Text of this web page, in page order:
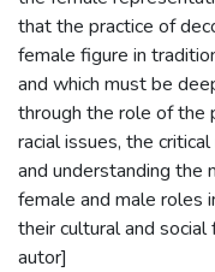
that the practice of
female figure in
and which must be
through the role of the
racial issues, the
and understanding the
female and male roles
their cultural and
autor]